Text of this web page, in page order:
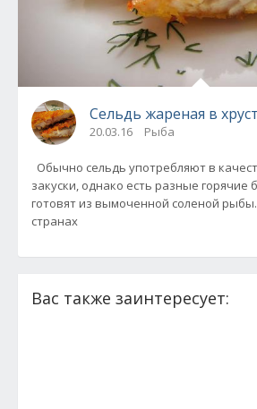
Сельдь жареная в
20.03.16 Рыба
Обычно сельдь употребляют в
закуски, однако есть разные горячие
готовят из вымоченной соленой
странах
Вас также заинтересует: